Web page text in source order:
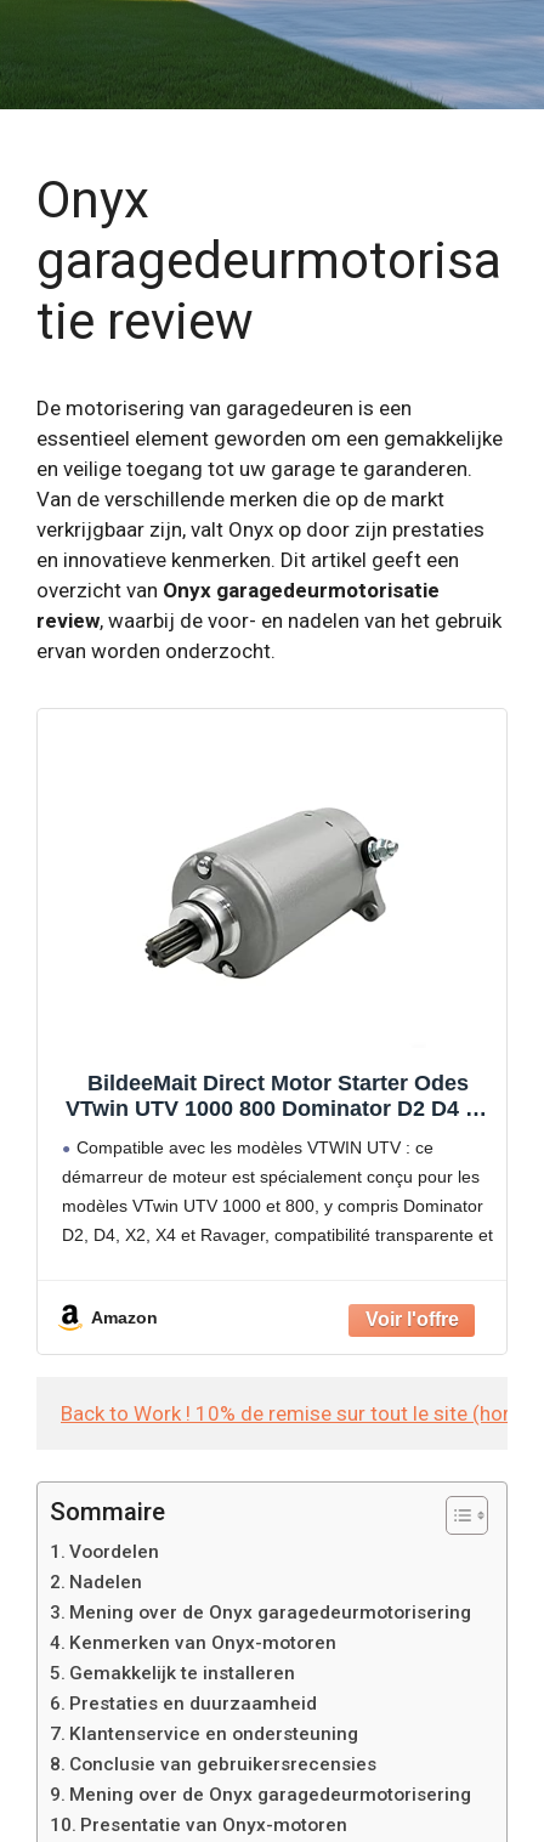
Onyx
garagedeurmotorisa
tie review
De motorisering van garagedeuren is een
essentieel element geworden om een ​​gemakkelijke
en veilige toegang tot uw garage te garanderen.
Van de verschillende merken die op de markt
verkrijgbaar zijn, valt Onyx op door zijn prestaties
en innovatieve kenmerken. Dit artikel geeft een
overzicht van Onyx garagedeurmotorisatie
review, waarbij de voor- en nadelen van het gebruik
ervan worden onderzocht.
BildeeMait Direct Motor Starter Odes
VTwin UTV 1000 800 Dominator D2 D4 X2
Compatible avec les modèles VTWIN UTV : ce
démarreur de moteur est spécialement conçu pour les
modèles VTwin UTV 1000 et 800, y compris Dominator
D2, D4, X2, X4 et Ravager, compatibilité transparente et
Amazon
Back to Work ! 10% de remise sur tout le site (hors
Sommaire
Voordelen
Nadelen
Mening over de Onyx garagedeurmotorisering
Kenmerken van Onyx-motoren
Gemakkelijk te installeren
Prestaties en duurzaamheid
Klantenservice en ondersteuning
Conclusie van gebruikersrecensies
Mening over de Onyx garagedeurmotorisering
Presentatie van Onyx-motoren